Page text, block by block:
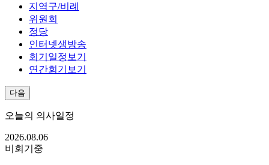
지역구/비례
위원회
정당
인터넷생방송
회기일정보기
연간회기보기
다음
오늘의 의사일정
2026.08.06
비회기중